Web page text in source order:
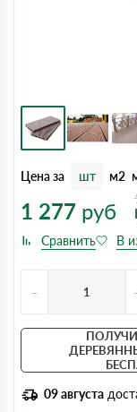
Цена за шт м2
1 277 руб
-
09 августа